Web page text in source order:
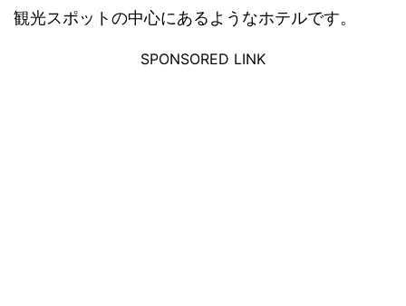
観光スポットの中心にあるようなホテルです。
SPONSORED LINK